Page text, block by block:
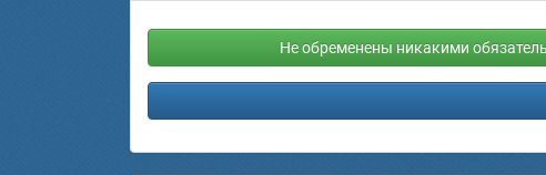
Не обременены никакими